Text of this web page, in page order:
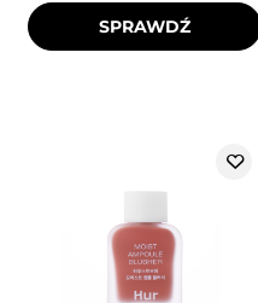
SPRAWDŹ